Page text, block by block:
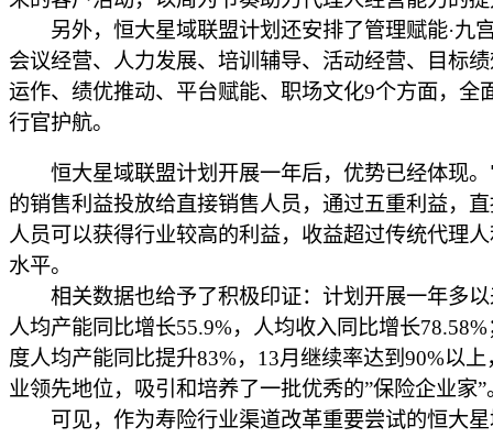
另外，恒大星域联盟计划还安排了管理赋能·九
会议经营、人力发展、培训辅导、活动经营、目标
运作、绩优推动、平台赋能、职场文化9个方面，全
行官护航。
恒大星域联盟计划开展一年后，优势已经体现。
的销售利益投放给直接销售人员，通过五重利益，
人员可以获得行业较高的利益，收益超过传统代理
水平。
相关数据也给予了积极印证：计划开展一年多以
人均产能同比增长55.9%，人均收入同比增长
度人均产能同比提升83%，13月继续率达到90%以上
业领先地位，吸引和培养了一批优秀的”保险企业家”
可见，作为寿险行业渠道改革重要尝试的恒大星